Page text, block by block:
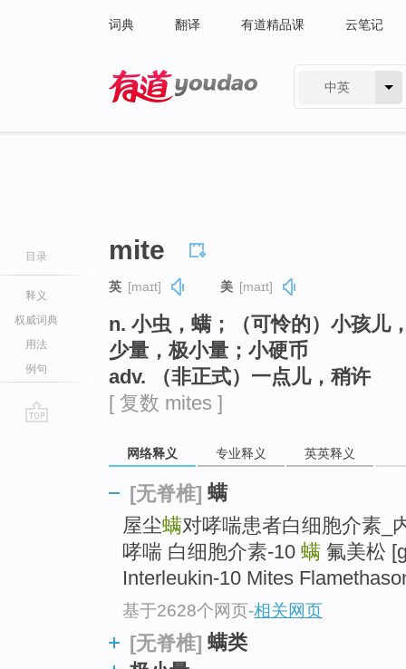
词典 翻译 有道精品课 云笔记
中英
目录
释义
权威词典
用法
例句
mite
英 [maɪt] 美 [maɪt]
n. 小虫，螨；（可怜的）小孩儿
少量，极小量；小硬币
adv. （非正式）一点儿，稍许
[ 复数 mites ]
网络释义 专业释义 英英释义
[无脊椎] 螨
屋尘螨对哮喘患者白细胞介素_
哮喘 白细胞介素-10 螨 氟美松
Interleukin-10 Mites
基于2628个网页-相关网页
[无脊椎] 螨类